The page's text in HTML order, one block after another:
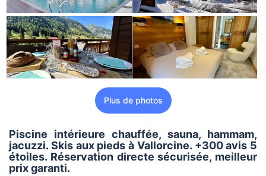
Plus de photos
Piscine intérieure chauffée, sauna, hammam,
jacuzzi. Skis aux pieds à Vallorcine. +300 avis 5
étoiles. Réservation directe sécurisée, meilleur
prix garanti.